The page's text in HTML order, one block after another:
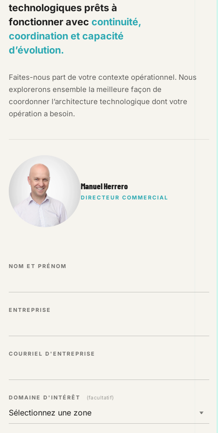
technologiques prêts à
fonctionner avec continuité,
coordination et capacité
d’évolution.
Faites-nous part de votre contexte opérationnel. Nous
explorerons ensemble la meilleure façon de
coordonner l’architecture technologique dont votre
opération a besoin.
Manuel Herrero
DIRECTEUR COMMERCIAL
NOM ET PRÉNOM
ENTREPRISE
COURRIEL D'ENTREPRISE
DOMAINE D'INTÉRÊT (facultatif)